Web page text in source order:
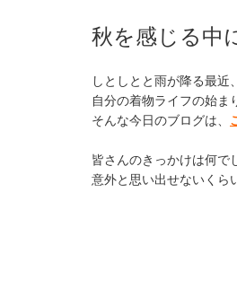
秋を感じる中
しとしとと雨が降る最近
自分の着物ライフの始ま
そんな今日のブログは、
皆さんのきっかけは何で
意外と思い出せないくら